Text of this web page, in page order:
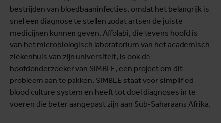
bestrijden van bloedbaaninfecties, omdat het belangrijk is
snel een diagnose te stellen zodat artsen de juiste
medicijnen kunnen geven. Affolabi, die tevens hoofd is
van het microbiologisch laboratorium van het academisch
ziekenhuis van zijn universiteit, is ook de
hoofdonderzoeker van SIMBLE, een project om dit
probleem aan te pakken. SIMBLE staat voor simplified
blood culture system en heeft tot doel diagnoses in te
voeren die beter aangepast zijn aan Sub-Saharaans Afrika.